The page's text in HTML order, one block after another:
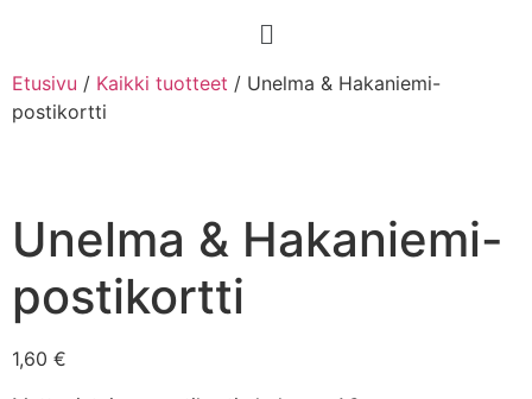
Etusivu / Kaikki tuotteet / Unelma & Hakaniemi-
postikortti
Unelma & Hakaniemi-
postikortti
1,60 €